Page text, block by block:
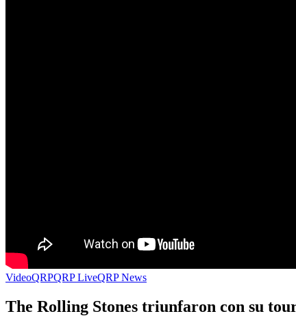
VideoQRPQRP LiveQRP News
The Rolling Stones triunfaron con su